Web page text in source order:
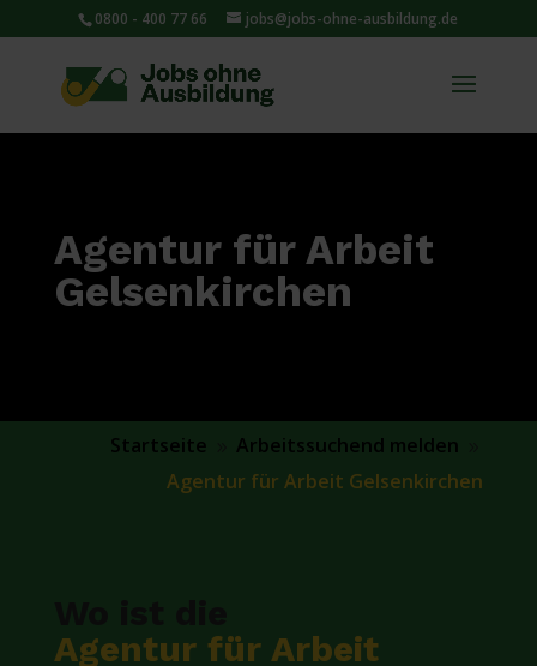
0800 - 400 77 66 jobs@jobs-ohne-ausbildung.de
Agentur für Arbeit
Gelsenkirchen
Startseite Arbeitssuchend melden
Agentur für Arbeit Gelsenkirchen
Agentur für Arbeit